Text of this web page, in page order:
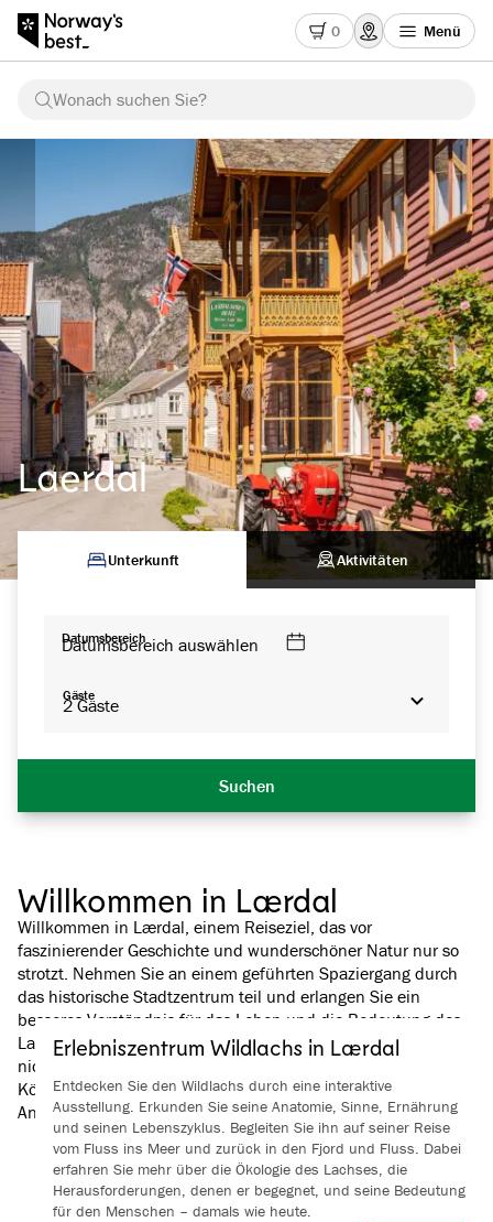
0 Menü
Wonach suchen Sie?
Laerdal
Unterkunft Aktivitäten
Datumsbereich
Datumsbereich auswählen
Gäste
2 Gäste
Suchen
Willkommen in Lærdal
Willkommen in Lærdal, einem Reiseziel, das vor
faszinierender Geschichte und wunderschöner Natur nur so
strotzt. Nehmen Sie an einem geführten Spaziergang durch
das historische Stadtzentrum teil und erlangen Sie ein
besseres Verständnis für das Leben und die Bedeutung des
Lachses im Norwegischen Wildlachs-Zentrum. Vergessen Sie
nicht, sich in der Bäckerei & Café Laksen mit lokalen
Köstlichkeiten zu verwöhnen. Entdecken Sie all unsere
Angebote in und um Lærdal unten.
Erlebniszentrum Wildlachs in Lærdal
Entdecken Sie den Wildlachs durch eine interaktive
Ausstellung. Erkunden Sie seine Anatomie, Sinne, Ernährung
und seinen Lebenszyklus. Begleiten Sie ihn auf seiner Reise
vom Fluss ins Meer und zurück in den Fjord und Fluss. Dabei
erfahren Sie mehr über die Ökologie des Lachses, die
Herausforderungen, denen er begegnet, und seine Bedeutung
für den Menschen – damals wie heute.